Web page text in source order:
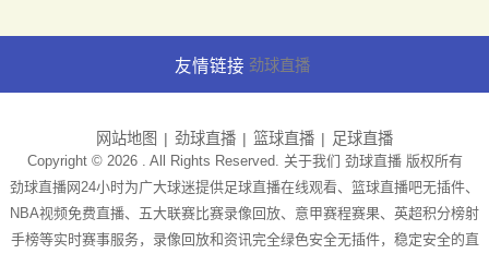
友情链接 劲球直播
网站地图 劲球直播 篮球直播 足球直播
Copyright © 2026 . All Rights Reserved. 关于我们 劲球直播版权所有
劲球直播网24小时为广大球迷提供足球直播在线观看、篮球直播吧无插件、
NBA视频免费直播、五大联赛比赛录像回放、意甲赛程赛果、英超积分榜射
手榜等实时赛事服务，录像回放和资讯完全绿色安全无插件，稳定安全的直